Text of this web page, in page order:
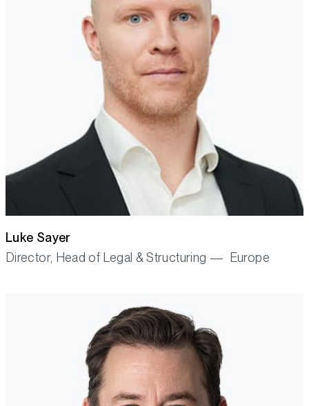
Luke Sayer
Director, Head of Legal & Structuring — Europe